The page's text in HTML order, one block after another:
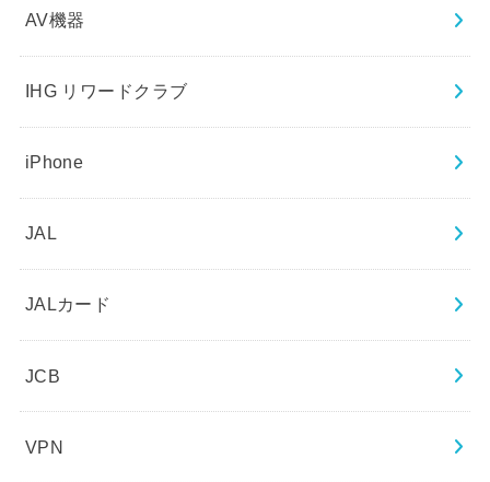
AV機器
IHG リワードクラブ
iPhone
JAL
JALカード
JCB
VPN